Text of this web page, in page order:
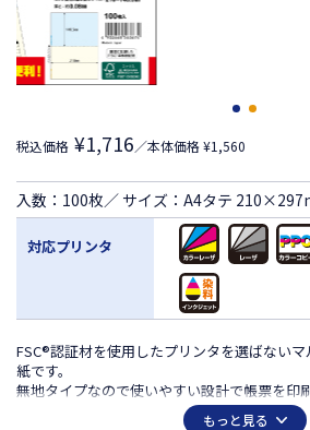
税込価格 ¥1,716／本体価格 ¥1,560
入数：100枚／ サイズ：A4タテ
対応プリンタ
FSC®認証材を使用したプリンタを選ばない
紙です。
無地タイプなので使いやすい設計で帳票を印
※この製品は、FSC®認証材、再生資源、およ
もっと見る